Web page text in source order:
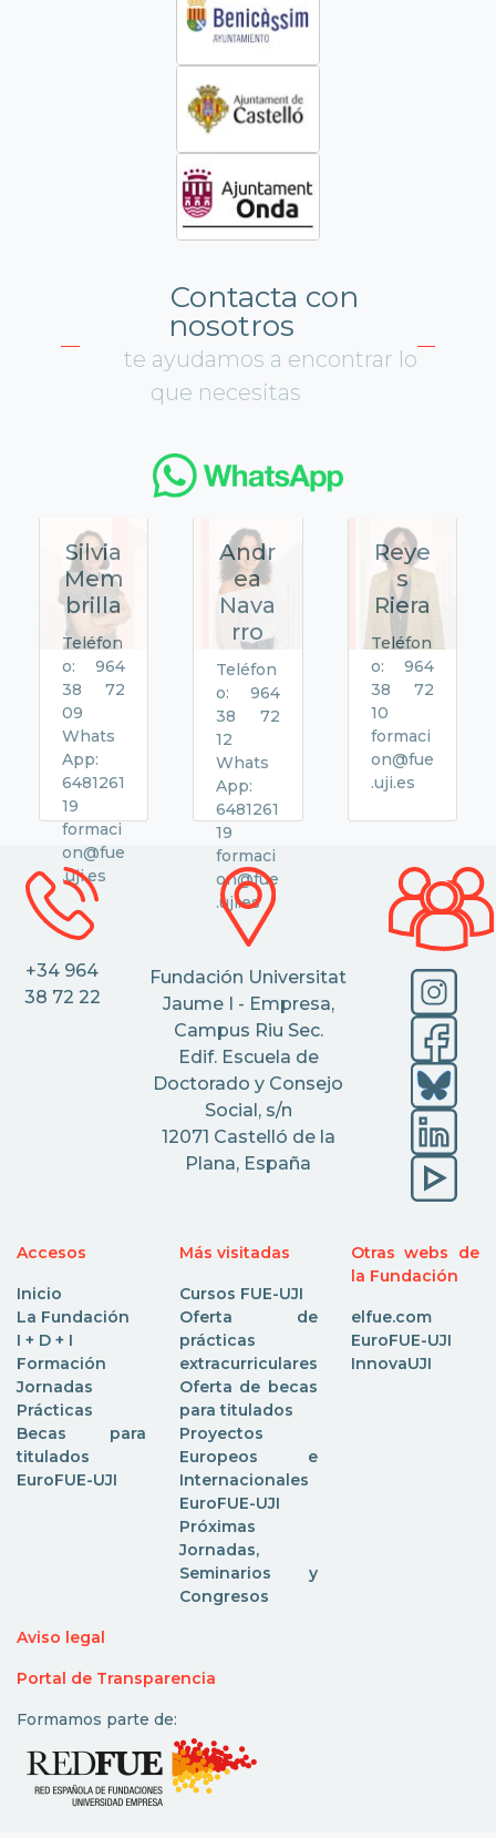
Contacta con
nosotros
te ayudamos a encontrar lo
que necesitas
Silvia
Mem
brilla
Teléfon
o: 964
38 72
09
Whats
App:
6481261
19
formaci
on@fue
.uji.es
Andr
ea
Nava
rro
Teléfon
o: 964
38 72
12
Whats
App:
6481261
19
formaci
on@fue
.uji.es
Reye
s
Riera
Teléfon
o: 964
38 72
10
formaci
on@fue
.uji.es
+34 964
38 72 22
Fundación Universitat
Jaume I - Empresa,
Campus Riu Sec.
Edif. Escuela de
Doctorado y Consejo
Social, s/n
12071 Castelló de la
Plana, España
Accesos
Inicio
La Fundación
I + D + I
Formación
Jornadas
Prácticas
Becas para
titulados
EuroFUE-UJI
Más visitadas
Cursos FUE-UJI
Oferta de
prácticas
extracurriculares
Oferta de becas
para titulados
Proyectos
Europeos e
Internacionales
EuroFUE-UJI
Próximas
Jornadas,
Seminarios y
Congresos
Otras webs de
la Fundación
elfue.com
EuroFUE-UJI
InnovaUJI
Aviso legal
Portal de Transparencia
Formamos parte de: